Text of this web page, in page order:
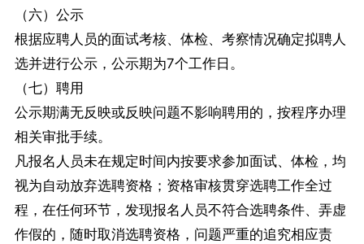
（六）公示
根据应聘人员的面试考核、体检、考察情况确定拟聘人
选并进行公示，公示期为7个工作日。
（七）聘用
公示期满无反映或反映问题不影响聘用的，按程序办理
相关审批手续。
凡报名人员未在规定时间内按要求参加面试、体检，均
视为自动放弃选聘资格；资格审核贯穿选聘工作全过
程，在任何环节，发现报名人员不符合选聘条件、弄虚
作假的，随时取消选聘资格，问题严重的追究相应责